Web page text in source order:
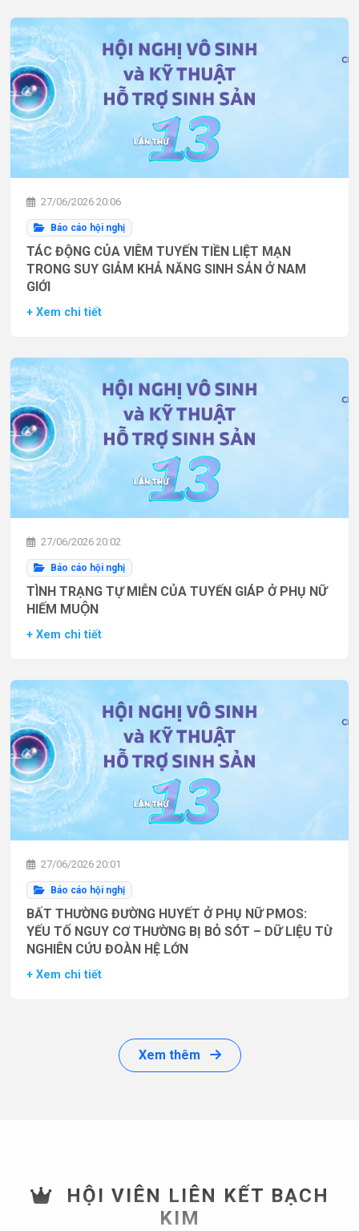
27/06/2026 20:06
Báo cáo hội nghị
TÁC ĐỘNG CỦA VIÊM TUYẾN TIỀN LIỆT MẠN
TRONG SUY GIẢM KHẢ NĂNG SINH SẢN Ở NAM
GIỚI
+ Xem chi tiết
27/06/2026 20:02
Báo cáo hội nghị
TÌNH TRẠNG TỰ MIỄN CỦA TUYẾN GIÁP Ở PHỤ NỮ
HIẾM MUỘN
+ Xem chi tiết
27/06/2026 20:01
Báo cáo hội nghị
BẤT THƯỜNG ĐƯỜNG HUYẾT Ở PHỤ NỮ PMOS:
YẾU TỐ NGUY CƠ THƯỜNG BỊ BỎ SÓT – DỮ LIỆU TỪ
NGHIÊN CỨU ĐOÀN HỆ LỚN
+ Xem chi tiết
Xem thêm
HỘI VIÊN LIÊN KẾT BẠCH
KIM